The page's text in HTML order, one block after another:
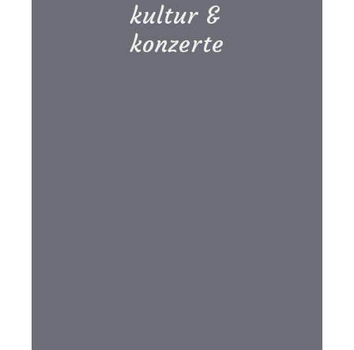
kultur &
konzerte